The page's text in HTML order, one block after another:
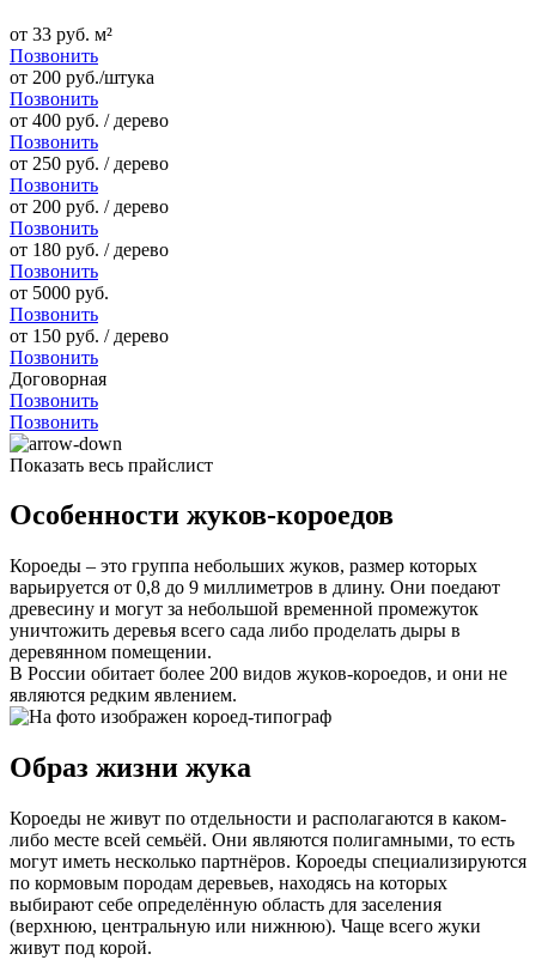
от 33 руб. м²
Позвонить
от 200 руб./штука
Позвонить
от 400 руб. / дерево
Позвонить
от 250 руб. / дерево
Позвонить
от 200 руб. / дерево
Позвонить
от 180 руб. / дерево
Позвонить
от 5000 руб.
Позвонить
от 150 руб. / дерево
Позвонить
Договорная
Позвонить
Позвонить
Показать весь прайслист
Особенности жуков-короедов
Короеды – это группа небольших жуков, размер которых
варьируется от 0,8 до 9 миллиметров в длину. Они поедают
древесину и могут за небольшой временной промежуток
уничтожить деревья всего сада либо проделать дыры в
деревянном помещении.
В России обитает более 200 видов жуков-короедов, и они не
являются редким явлением.
Образ жизни жука
Короеды не живут по отдельности и располагаются в каком-
либо месте всей семьёй. Они являются полигамными, то есть
могут иметь несколько партнёров. Короеды специализируются
по кормовым породам деревьев, находясь на которых
выбирают себе определённую область для заселения
(верхнюю, центральную или нижнюю). Чаще всего жуки
живут под корой.